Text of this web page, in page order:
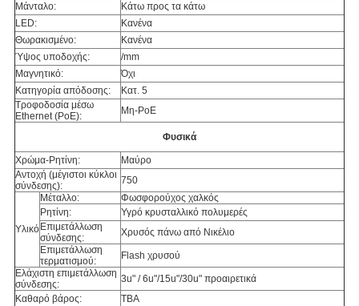
Μάνταλο:
Κάτω προς τα κάτω
LED:
Κανένα
Θωρακισμένο:
Κανένα
Ύψος υποδοχής:
/mm
Μαγνητικό:
Όχι
Κατηγορία απόδοσης:
Κατ. 5
Τροφοδοσία μέσω
Ethernet (PoE):
Μη-PoE
Φυσικά
Χρώμα-Ρητίνη:
Μαύρο
Αντοχή (μέγιστοι κύκλοι
σύνδεσης):
750
Υλικό
Μέταλλο:
Φωσφορούχος χαλκός
Ρητίνη:
Υγρό κρυσταλλικό πολυμερές
Επιμετάλλωση
σύνδεσης:
Χρυσός πάνω από Νικέλιο
Επιμετάλλωση
τερματισμού:
Flash χρυσού
Ελάχιστη επιμετάλλωση
σύνδεσης:
3u" / 6u"/15u"/30u" προαιρετικά
Καθαρό βάρος:
TBA